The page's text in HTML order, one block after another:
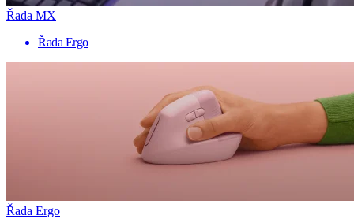
Řada MX
Řada Ergo
Řada Ergo